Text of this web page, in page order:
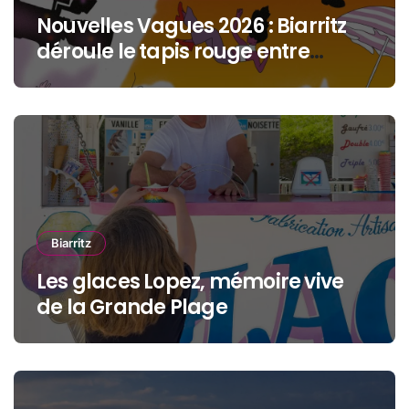
Nouvelles Vagues 2026 : Biarritz
déroule le tapis rouge entre
océan, jeunesse et cinéma
Biarritz
Les glaces Lopez, mémoire vive
de la Grande Plage